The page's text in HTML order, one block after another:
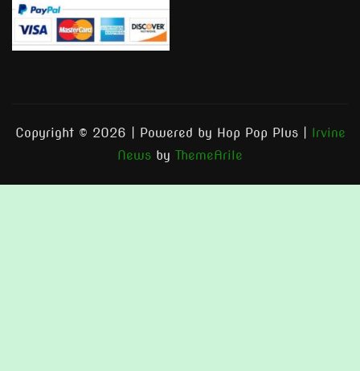
Copyright © 2026 | Powered by Hop Pop Plus
Irvine
News by ThemeArile